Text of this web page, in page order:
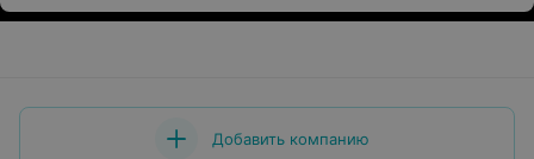
Добавить компанию